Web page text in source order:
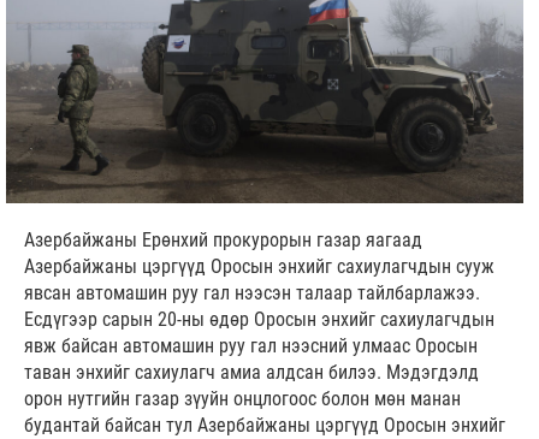
Азербайжаны Ерөнхий прокурорын газар яагаад
Азербайжаны цэргүүд Оросын энхийг сахиулагчдын сууж
явсан автомашин руу гал нээсэн талаар тайлбарлажээ.
Есдүгээр сарын 20-ны өдөр Оросын энхийг сахиулагчдын
явж байсан автомашин руу гал нээсний улмаас Оросын
таван энхийг сахиулагч амиа алдсан билээ. Мэдэгдэлд
орон нутгийн газар зүуйн онцлогоос болон мөн манан
будантай байсан тул Азербайжаны цэргүүд Оросын энхийг